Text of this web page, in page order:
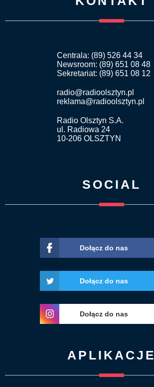
Centrala: (89) 526 44 34
Newsroom: (89) 651 08 48
Sekretariat: (89) 651 08 12
radio@radioolsztyn.pl
reklama@radioolsztyn.pl
Radio Olsztyn S.A.
ul. Radiowa 24
10-206 OLSZTYN
SOCIAL
Dołącz do nas
Dołącz do nas
Dołącz do nas
APLIKACJE